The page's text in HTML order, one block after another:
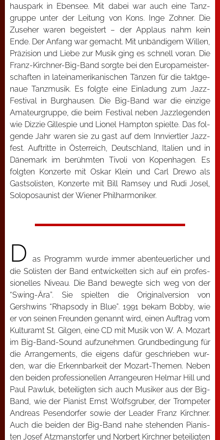
haus­park in Eben­see. Mit dabei war auch eine Tanz­
grup­pe unter der Lei­tung von Kons. Inge Zoh­ner. Die
Zuse­her waren begeis­tert – der Applaus nahm kein
Ende. Der Anfang war gemacht. Mit unbän­di­gem Wil­len,
Prä­zi­si­on und Lie­be zur Musik ging es schnell vor­an. Die
Franz-Kirch­ner-Big-Band sorg­te bei den Euro­pa­meis­ter­
schaf­ten in latein­ame­ri­ka­ni­schen Tän­zen für die takt­ge­
naue Tanz­mu­sik. Es folg­te eine Ein­la­dung zum Jazz-
Fes­ti­val in Burg­hau­sen. Die Big-Band war die ein­zi­ge
Ama­teur­grup­pe, die beim Fes­ti­val neben Jazz­le­gen­den
wie Diz­zie Gil­le­spie und Lio­nel Hamp­ton spiel­te. Das fol­
gen­de Jahr waren sie zu gast auf dem Inn­viert­ler Jazz­
fest. Auf­trit­te in Öster­reich, Deutsch­land, Ita­li­en und in
Däne­mark im berühm­ten Tivo­li von Kopen­ha­gen. Es
folg­ten Kon­zer­te mit Oskar Klein und Carl Dre­wo als
Gast­so­lis­ten, Kon­zer­te mit Bill Ram­sey und Rudi Josel,
Solo­po­sau­nist der Wie­ner Phil­har­mo­ni­ker.
D
as Pro­gramm wur­de immer aben­teu­er­li­cher und
die Solis­ten der Band ent­wi­ckel­ten sich auf ein pro­fes­
sio­nel­les Niveau. Die Band beweg­te sich weg von der
“Swing-Ära”. Sie spiel­ten die Ori­gi­nal­ver­si­on von
Gershwins “Rhap­so­dy in Blue”. 1991 bekam Bob­by, wie
er von sei­nen Freun­den genannt wird, einen Auf­trag vom
Kul­tur­amt St. Gil­gen, eine CD mit Musik von W. A. Mozart
im Big-Band-Sound auf­zu­neh­men. Grund­be­din­gung für
die Arran­ge­ments, die eigens dafür geschrie­ben wur­
den, war die Erkenn­bar­keit der Mozart-The­men. Neben
den bei­den pro­fes­sio­nel­len Arran­geu­ren Hel­mar Hill und
Paul Paw­luk, betei­lig­ten sich auch Musi­ker aus der Big-
Band, wie der Pia­nist Ernst Wolfs­gru­ber, der Trom­pe­ter
Andre­as Pesen­dor­fer sowie der Lea­der Franz Kirch­ner.
Auch die bei­den der Big-Band nahe ste­hen­den Pia­nis­
ten Josef Atz­manstor­fer und Nor­bert Kirch­ner betei­lig­ten